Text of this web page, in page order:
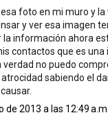
foto en mi muro y la
y ver esa imagen
la información ahora
contactos que es
verdad no puedo
sabiendo el
de 2013 a las 12:49 a.m.